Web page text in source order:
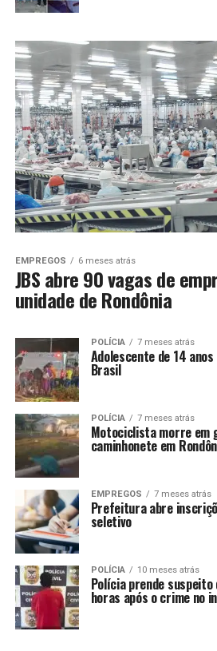
EMPREGOS 6 meses atrás
JBS abre 90 vagas de
unidade de Rondônia
POLÍCIA 7 meses atrás
Adolescente de 14
Brasil
POLÍCIA 7 meses atrás
Motociclista morre em
caminhonete em
EMPREGOS 7 meses atrás
Prefeitura abre
seletivo
POLÍCIA 10 meses atrás
Polícia prende suspeito
horas após o crime no